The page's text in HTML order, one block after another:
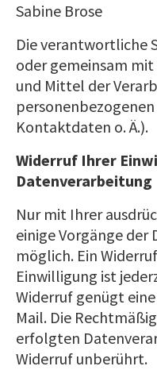
Sabine Brose
Die verantwortliche
oder gemeinsam
und Mittel der
Kontaktdaten o. Ä.).
Widerruf Ihrer
Datenverarbeitung
Nur mit Ihrer
einige Vorgänge
möglich. Ein
Einwilligung ist
Widerruf genügt
Mail. Die
erfolgten
Widerruf unberührt.